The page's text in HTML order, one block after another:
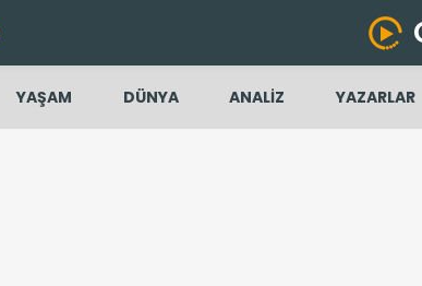
YAŞAM DÜNYA ANALİZ YAZARLAR